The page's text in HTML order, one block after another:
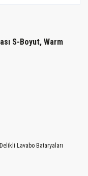
S-Boyut, Warm
Lavabo Bataryaları